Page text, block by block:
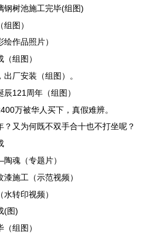
钢树池施工完毕(组图)
图）
作品照片）
组图）
厂安装（组图）。
121周年（组图）
万被华人买下，真假难辨。
？又为何既不双手合十也不打坐呢？
魂（专题片）
施工（示范视频）
转印视频）
(图)
组图）